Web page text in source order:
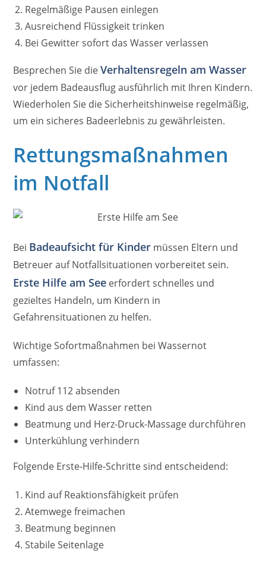
Regelmäßige Pausen einlegen
Ausreichend Flüssigkeit trinken
Bei Gewitter sofort das Wasser verlassen
Besprechen Sie dieVerhaltensregeln am Wasser
vor jedem Badeausflug ausführlich mit Ihren Kindern.
Wiederholen Sie die Sicherheitshinweise regelmäßig,
um ein sicheres Badeerlebnis zu gewährleisten.
Rettungsmaßnahmen
im Notfall
Bei Badeaufsicht für Kinder müssen Eltern und
Betreuer auf Notfallsituationen vorbereitet sein.
Erste Hilfe am See erfordert schnelles und
gezieltes Handeln, um Kindern in
Gefahrensituationen zu helfen.
Wichtige Sofortmaßnahmen bei Wassernot
umfassen:
Notruf 112 absenden
Kind aus dem Wasser retten
Beatmung und Herz-Druck-Massage durchführen
Unterkühlung verhindern
Folgende Erste-Hilfe-Schritte sind entscheidend:
Kind auf Reaktionsfähigkeit prüfen
Atemwege freimachen
Beatmung beginnen
Stabile Seitenlage